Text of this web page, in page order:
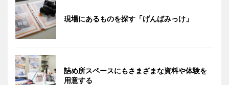
現場にあるものを探す「げんばみっけ」
詰め所スペースにもさまざまな資料や体験を
用意する